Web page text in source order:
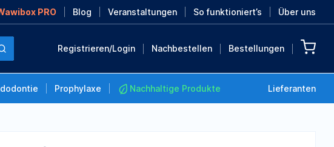
PRO Blog Veranstaltungen So funktioniert’s Über uns
Registrieren/Login Nachbestellen Bestellungen
Prophylaxe Nachhaltige Produkte Lieferanten